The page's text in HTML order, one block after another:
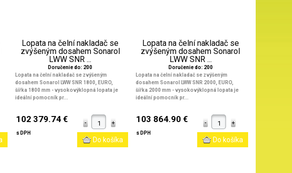
Lopata na čelní nakladač se
zvýšeným dosahem Sonarol
LWW SNR ...
Doručenie do: 200
Lopata na čelní nakladač se zvýšeným
dosahem Sonarol LWW SNR 1800, EURO,
šířka 1800 mm - vysokovýklopná lopata je
ideální pomocník pr...
102 379.74 €
s DPH
Lopata na čelní nakladač se
zvýšeným dosahem Sonarol
LWW SNR ...
Doručenie do: 200
Lopata na čelní nakladač se zvýšeným
dosahem Sonarol LWW SNR 2000, EURO,
šířka 2000 mm - vysokovýklopná lopata je
ideální pomocník pr...
103 864.90 €
s DPH